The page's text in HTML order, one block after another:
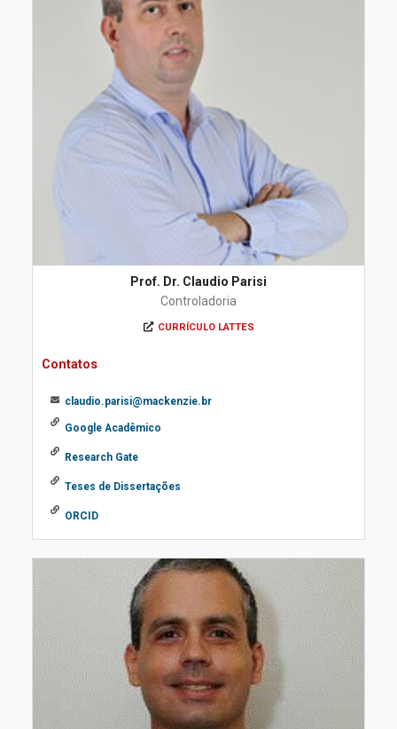
Prof. Dr. Claudio Parisi
Controladoria
CURRÍCULO LATTES
Contatos
claudio.parisi@mackenzie.br
Google Acadêmico
Research Gate
Teses de Dissertações
ORCID